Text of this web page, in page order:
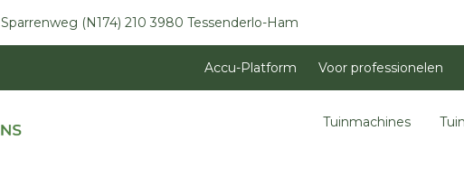
Sparrenweg (N174) 210 3980 Tessenderlo-Ham
Accu-Platform Voor professionelen
Tuinmachines